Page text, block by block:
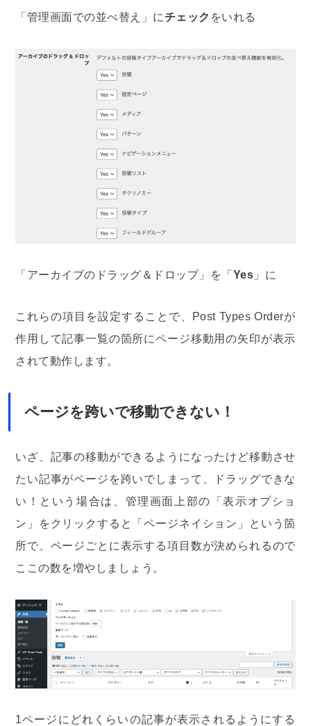
「管理画面での並べ替え」にチェック をいれる
「アーカイブのドラッグ＆ドロップ」を「 Yes 」に
これらの項目を設定することで、Post Types Orderが
作用して記事一覧の箇所にページ移動用の矢印が表示
されて動作します。
ページを跨いで移動できない！
いざ、記事の移動ができるようになったけど移動させ
たい記事がページを跨いでしまって、ドラッグできな
い！という場合は、管理画面上部の「表示オプショ
ン」をクリックすると「ページネイション」という箇
所で、ページごとに表示する項目数が決められるので
ここの数を増やしましょう。
1ページにどれくらいの記事が表示されるようにする